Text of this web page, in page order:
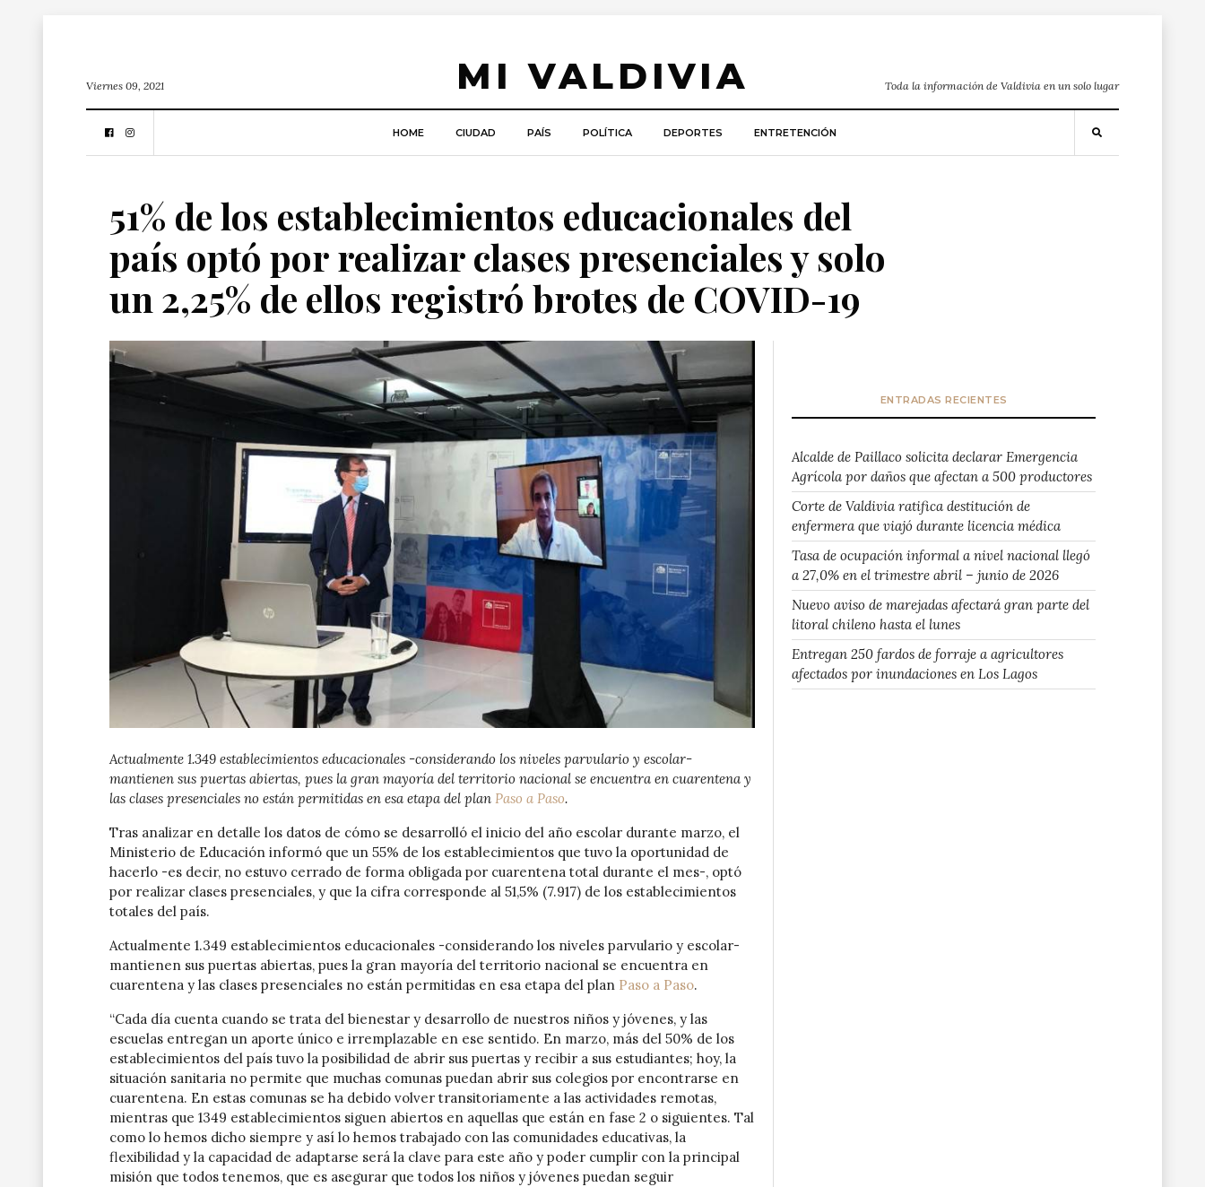
MI VALDIVIA
Viernes 09, 2021 Toda la información de Valdivia en un solo lugar
HOME CIUDAD PAÍS POLÍTICA DEPORTES ENTRETENCIÓN
51% de los establecimientos educacionales del
país optó por realizar clases presenciales y solo
un 2,25% de ellos registró brotes de COVID-19
Actualmente 1.349 establecimientos educacionales -considerando los niveles parvulario y escolar-
mantienen sus puertas abiertas, pues la gran mayoría del territorio nacional se encuentra en cuarentena y
las clases presenciales no están permitidas en esa etapa del plan Paso a Paso.
Tras analizar en detalle los datos de cómo se desarrolló el inicio del año escolar durante marzo, el
Ministerio de Educación informó que un 55% de los establecimientos que tuvo la oportunidad de
hacerlo -es decir, no estuvo cerrado de forma obligada por cuarentena total durante el mes-, optó
por realizar clases presenciales, y que la cifra corresponde al 51,5% (7.917) de los establecimientos
totales del país.
Actualmente 1.349 establecimientos educacionales -considerando los niveles parvulario y escolar-
mantienen sus puertas abiertas, pues la gran mayoría del territorio nacional se encuentra en
cuarentena y las clases presenciales no están permitidas en esa etapa del plan Paso a Paso.
“Cada día cuenta cuando se trata del bienestar y desarrollo de nuestros niños y jóvenes, y las
escuelas entregan un aporte único e irremplazable en ese sentido. En marzo, más del 50% de los
establecimientos del país tuvo la posibilidad de abrir sus puertas y recibir a sus estudiantes; hoy, la
situación sanitaria no permite que muchas comunas puedan abrir sus colegios por encontrarse en
cuarentena. En estas comunas se ha debido volver transitoriamente a las actividades remotas,
mientras que 1349 establecimientos siguen abiertos en aquellas que están en fase 2 o siguientes. Tal
como lo hemos dicho siempre y así lo hemos trabajado con las comunidades educativas, la
flexibilidad y la capacidad de adaptarse será la clave para este año y poder cumplir con la principal
misión que todos tenemos, que es asegurar que todos los niños y jóvenes puedan seguir
ENTRADAS RECIENTES
Alcalde de Paillaco solicita declarar Emergencia
Agrícola por daños que afectan a 500 productores
Corte de Valdivia ratifica destitución de
enfermera que viajó durante licencia médica
Tasa de ocupación informal a nivel nacional llegó
a 27,0% en el trimestre abril – junio de 2026
Nuevo aviso de marejadas afectará gran parte del
litoral chileno hasta el lunes
Entregan 250 fardos de forraje a agricultores
afectados por inundaciones en Los Lagos